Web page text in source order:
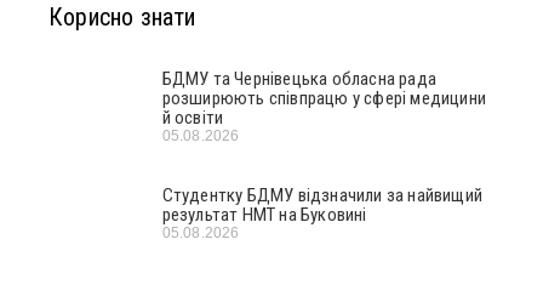
Корисно знати
БДМУ та Чернівецька обласна рада
розширюють співпрацю у сфері медицини
й освіти
05.08.2026
Студентку БДМУ відзначили за найвищий
результат НМТ на Буковині
05.08.2026